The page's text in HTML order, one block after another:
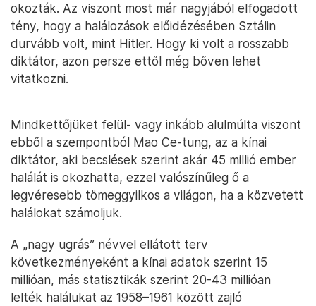
okozták. Az viszont most már nagyjából elfogadott
tény, hogy a halálozások előidézésében Sztálin
durvább volt, mint Hitler. Hogy ki volt a rosszabb
diktátor, azon persze ettől még bőven lehet
vitatkozni.
Mindkettőjüket felül- vagy inkább alulmúlta viszont
ebből a szempontból Mao Ce-tung, az a kínai
diktátor, aki becslések szerint akár 45 millió ember
halálát is okozhatta, ezzel valószínűleg ő a
legvéresebb tömeggyilkos a világon, ha a közvetett
halálokat számoljuk.
A „nagy ugrás” névvel ellátott terv
következményeként a kínai adatok szerint 15
millióan, más statisztikák szerint 20-43 millióan
lelték halálukat az 1958–1961 között zajló